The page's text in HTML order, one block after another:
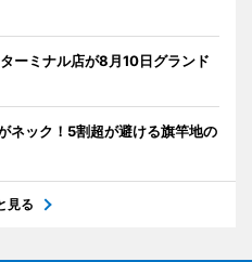
ーミナル店が8月10日グランド
ネック！5割超が避ける旗竿地の
見る